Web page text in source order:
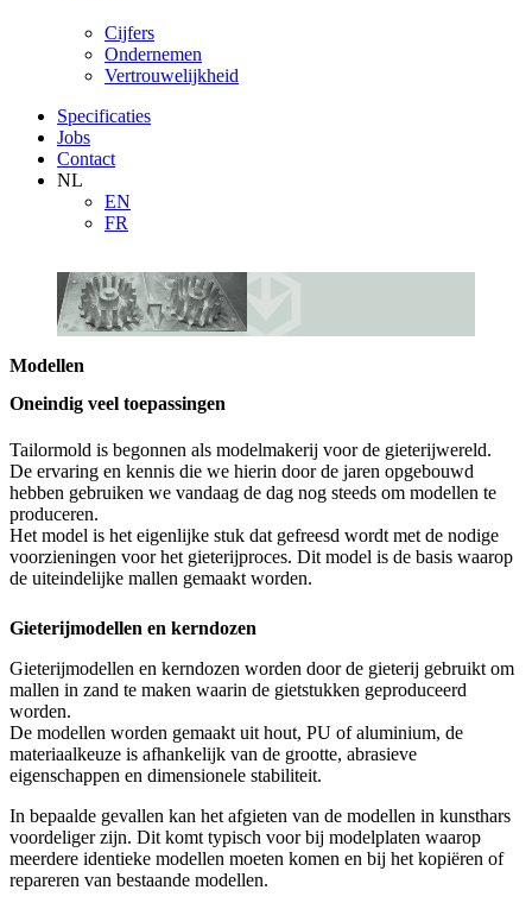
Cijfers
Ondernemen
Vertrouwelijkheid
Specificaties
Jobs
Contact
NL
EN
FR
Modellen
Oneindig veel toepassingen
Tailormold is begonnen als modelmakerij voor de gieterijwereld.
De ervaring en kennis die we hierin door de jaren opgebouwd
hebben gebruiken we vandaag de dag nog steeds om modellen te
produceren.
Het model is het eigenlijke stuk dat gefreesd wordt met de nodige
voorzieningen voor het gieterijproces. Dit model is de basis waarop
de uiteindelijke mallen gemaakt worden.
Gieterijmodellen en kerndozen
Gieterijmodellen en kerndozen worden door de gieterij gebruikt om
mallen in zand te maken waarin de gietstukken geproduceerd
worden.
De modellen worden gemaakt uit hout, PU of aluminium, de
materiaalkeuze is afhankelijk van de grootte, abrasieve
eigenschappen en dimensionele stabiliteit.
In bepaalde gevallen kan het afgieten van de modellen in kunsthars
voordeliger zijn. Dit komt typisch voor bij modelplaten waarop
meerdere identieke modellen moeten komen en bij het kopiëren of
repareren van bestaande modellen.